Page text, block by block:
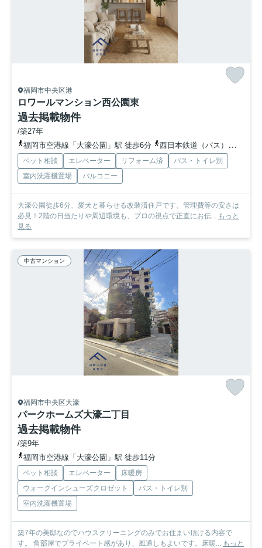
福岡市中央区港
ロワールマンション西公園東
過去掲載物件
/築27年
福岡市空港線「大濠公園」駅 徒歩6分
西日本鉄道（バス）「すの子」バス停下車 徒歩1分
ペット相談 エレベーター リフォーム済
バス・トイレ別
室内洗濯機置場
バルコニー
大濠公園徒歩6分、愛犬と暮らせる改装済住戸です。管理費等の安さは
必見！2階の日当たりや周辺環境も、プロの視点で正直にお伝... もっと
見る
中古マンション
福岡市中央区大濠
パークホームズ大濠二丁目
過去掲載物件
/築9年
福岡市空港線「大濠公園」駅 徒歩11分
ペット相談 エレベーター
床暖房
ウォークインシューズクロゼット
バス・トイレ別
室内洗濯機置場
築7年の美邸なのでハウスクリーニングのみでお住まい頂ける内容で
す。 角部屋でプライベート感があり、風通しもよいです。床暖... もっと